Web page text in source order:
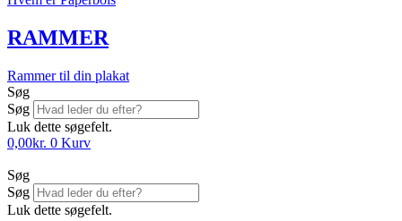
RAMMER
Rammer til din plakat
Søg
Søg
Luk dette søgefelt.
0,00kr. 0 Kurv
Søg
Søg
Luk dette søgefelt.